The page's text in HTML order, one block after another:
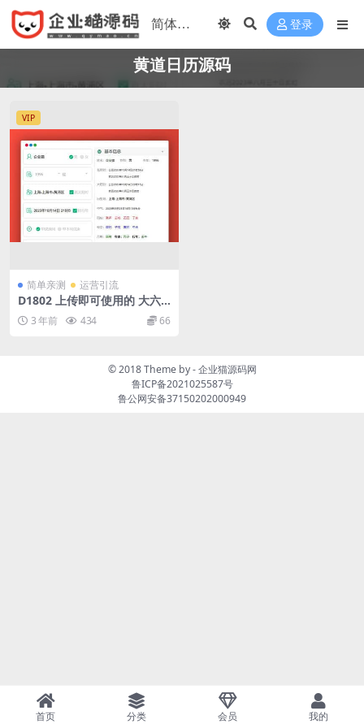
登录
黄道日历源码
VIP
简单亲测 运营引流
D1802 上传即可使用的 大六
壬排盘程序 八字排盘源码_星
天文历源码_黄道日历源码
3 年前 434 66
© 2018 Theme by -企业猫源码网
鲁ICP备2021025587号
鲁公网安备37150202000949
首页 分类 会员 我的